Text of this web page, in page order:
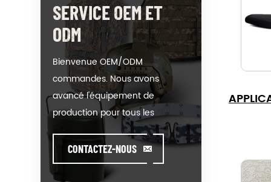
SERVICE OEM ET
ODM
Bienvenue OEM/ODM
commandes. Nous avons
avancé l'équipement de
production pour tous les
produits de notre catégorie. On
pourrait mettre votre logo sur
notre hot-vente de modèle ou
CONTACTEZ-NOUS